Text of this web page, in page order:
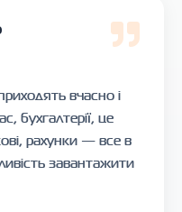
вчасно і
бухгалтерії, це
рахунки — все в
завантажити